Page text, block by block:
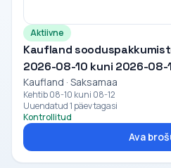
Aktiivne
Kaufland
2026-08-10 kuni 2026-08-
Kaufland · Saksamaa
Kehtib 08-10 kuni 08-12
Uuendatud 1 päev tagasi
Kontrollitud
Ava